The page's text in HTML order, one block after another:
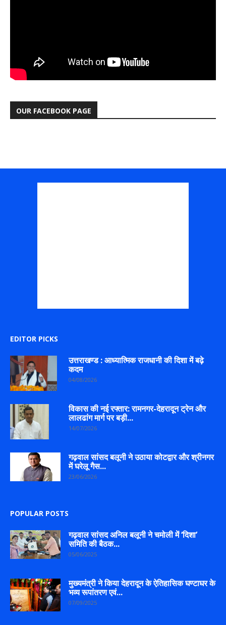
OUR FACEBOOK PAGE
EDITOR PICKS
उत्तराखण्ड : आध्यात्मिक राजधानी की दिशा में बढ़े
कदम
04/08/2026
विकास की नई रफ्तार: रामनगर-देहरादून ट्रेन और
लालढांग मार्ग पर बड़ी...
14/07/2026
गढ़वाल सांसद बलूनी ने उठाया कोटद्वार और श्रीनगर
में घरेलू गैस...
23/06/2026
POPULAR POSTS
गढ़वाल सांसद अनिल बलूनी ने चमोली में ‘दिशा’
समिति की बैठक...
05/06/2025
मुख्यमंत्री ने किया देहरादून के ऐतिहासिक घण्टाघर के
भव्य रूपांतरण एवं...
07/09/2025